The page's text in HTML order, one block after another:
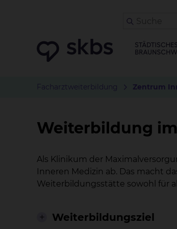
Facharztweiterbildung Zentrum
Weiterbildung
Als Klinikum der
Inneren Medizin ab. Das macht
Weiterbildungsstätte sowohl für
Weiterbildungsziel